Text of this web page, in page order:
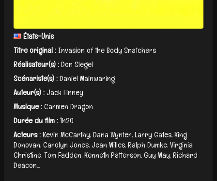
États-Unis
Titre original : Invasion of the Body Snatchers
Réalisateur(s) :Don Siegel
Scénariste(s) :Daniel Mainwaring
Auteur(s) :Jack Finney
Musique :Carmen Dragon
Durée du film :1h20
Acteurs :Kevin McCarthy, Dana Wynter, Larry Gates, King
Donovan, Carolyn Jones, Jean Willes, Ralph Dumke, Virginia
Christine, Tom Fadden, Kenneth Patterson, Guy Way, Richard
Deacon...